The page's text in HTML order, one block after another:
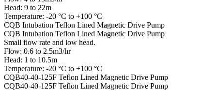
Head: 9 to 22m
Temperature: -20 °C to +100 °C
CQB Intubation Teflon Lined Magnetic Drive Pump
CQB Intubation Teflon Lined Magnetic Drive Pump
Small flow rate and low head.
Flow: 0.6 to 2.5m3/hr
Head: 1 to 10.5m
Temperature: -20 °C to +100 °C
CQB40-40-125F Teflon Lined Magnetic Drive Pump
CQB40-40-125F Teflon Lined Magnetic Drive Pump